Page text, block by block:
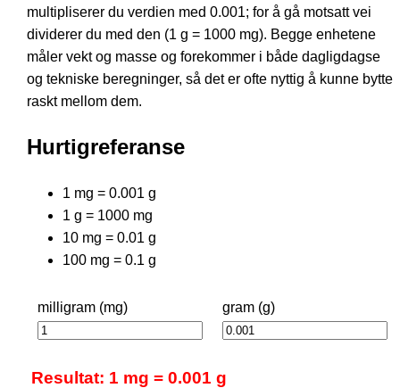
multipliserer du verdien med 0.001; for å gå motsatt vei
dividerer du med den (1 g = 1000 mg). Begge enhetene
måler vekt og masse og forekommer i både dagligdagse
og tekniske beregninger, så det er ofte nyttig å kunne bytte
raskt mellom dem.
Hurtigreferanse
1 mg = 0.001 g
1 g = 1000 mg
10 mg = 0.01 g
100 mg = 0.1 g
milligram (mg) gram (g)
Resultat: 1 mg = 0.001 g